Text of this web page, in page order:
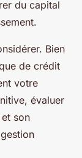
du capital
Bien
de crédit
votre
évaluer
et son